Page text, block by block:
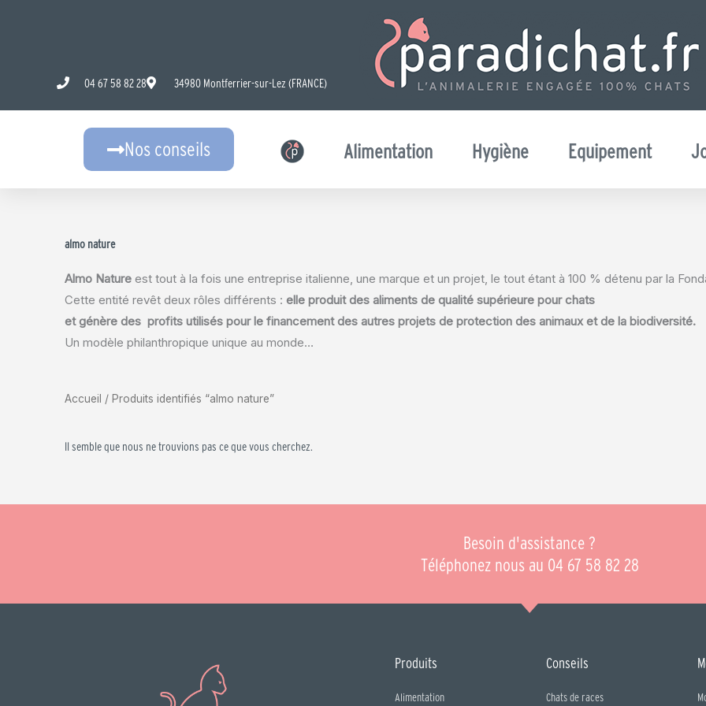
04 67 58 82 28 34980 Montferrier-sur-Lez (FRANCE)
Nos conseils Alimentation Hygiène Equipement
almo nature
Almo Nature est tout à la fois une entreprise italienne, une marque et un projet, le tout étant à 100 % détenu par la
Cette entité revêt deux rôles différents : elle produit des aliments de qualité supérieure pour chats
et génère des profits utilisés pour le financement des autres projets de protection des animaux et de la biodiversité.
Un modèle philanthropique unique au monde…
Accueil / Produits identifiés “almo nature”
Il semble que nous ne trouvions pas ce que vous cherchez.
Besoin d'assistance ?
Téléphonez nous au 04 67 58 82 28
Produits
Alimentation
Conseils
Chats de races